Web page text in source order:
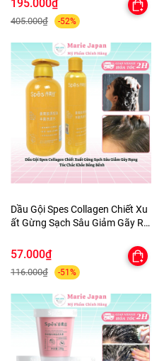
195.000₫
405.000₫ -52%
Dầu Gội Spes Collagen Chiết Xu
ất Gừng Sạch Sâu Giảm Gãy Rụ
57.000₫
116.000₫ -51%